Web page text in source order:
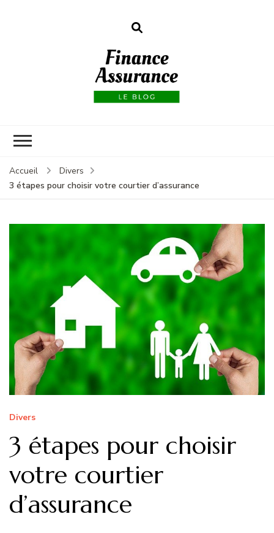
Accueil
Divers
3 étapes pour choisir votre courtier d’assurance
Divers
3 étapes pour choisir
votre courtier
d’assurance